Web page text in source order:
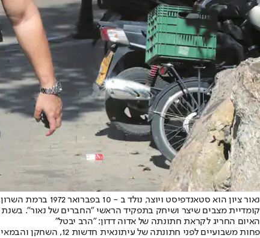
קומדיית מצבים שיצר ושיחק בתפקיד הראשי "החברים של נאור". בשנת 2014 שודרה בערוץ 2 קומדיית המצבים "עממיות" אותה יצר
האיום החריג לקראת חתונתה של אדוה דדון: "הרב יבטל"
פחות משבועיים